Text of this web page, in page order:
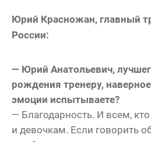
Юрий Красножан, главный
России:
— Юрий Анатольевич,
рождения тренеру,
эмоции испытываете?
— Благодарность. И всем,
и девочкам. Если говорить